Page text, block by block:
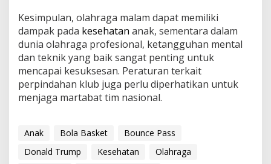
Kesimpulan, olahraga malam dapat memiliki
dampak pada kesehatan anak, sementara dalam
dunia olahraga profesional, ketangguhan mental
dan teknik yang baik sangat penting untuk
mencapai kesuksesan. Peraturan terkait
perpindahan klub juga perlu diperhatikan untuk
menjaga martabat tim nasional.
Anak Bola Basket
Bounce Pass
Donald Trump
Kesehatan Olahraga